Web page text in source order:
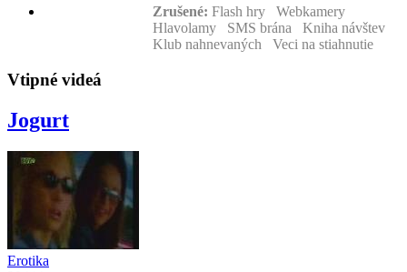
Zrušené: Flash hry Webkamery
Hlavolamy SMS brána Kniha návštev
Klub nahnevaných Veci na stiahnutie
Vtipné videá
Jogurt
Erotika